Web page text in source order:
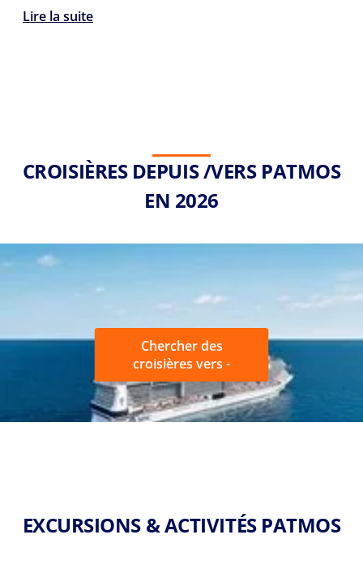
Lire la suite
CROISIÈRES DEPUIS /VERS PATMOS
EN 2026
Chercher des
croisières vers -
EXCURSIONS & ACTIVITÉS PATMOS